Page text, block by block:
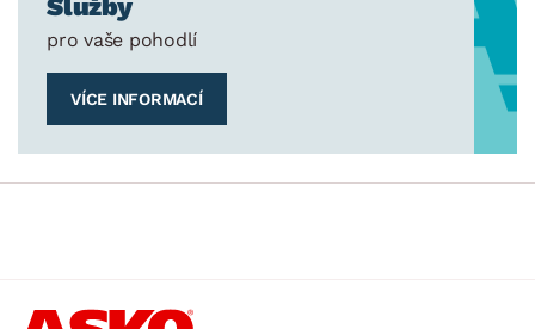
Služby
pro vaše pohodlí
VÍCE INFORMACÍ